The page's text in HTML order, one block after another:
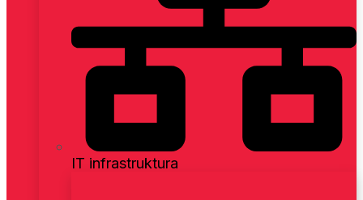
IT infrastruktura